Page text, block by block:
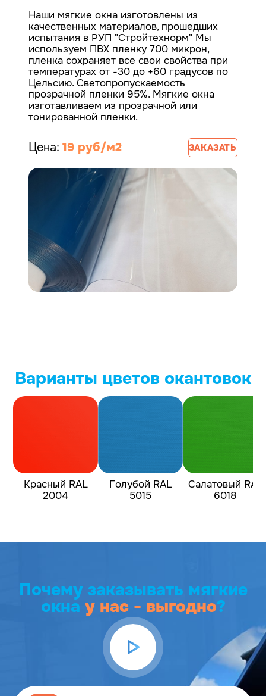
Наши мягкие окна изготовлены из
качественных материалов, прошедших
испытания в РУП "Стройтехнорм" Мы
используем ПВХ пленку 700 микрон,
пленка сохраняет все свои свойства при
температурах от -30 до +60 градусов по
Цельсию. Светопропускаемость
прозрачной пленки 95%. Мягкие окна
изготавливаем из прозрачной или
тонированной пленки.
Цена:19 руб/м2 ЗАКАЗАТЬ
Варианты цветов окантовок
Красный RAL
2004
Голубой RAL
5015
Салатовый RAL
6018
Почему заказывать мягкие
окна у нас - выгодно?